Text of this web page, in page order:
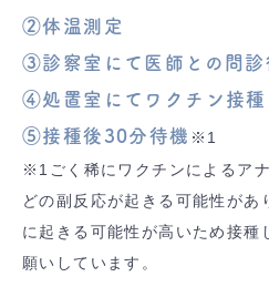
②体温測定
③診察室にて医師との問診
④処置室にてワクチン接種
⑤接種後30分待機 ※1
※1ごく稀にワクチンによるア
どの副反応が起きる可能性があ
に起きる可能性が高いため接種
願いしています。